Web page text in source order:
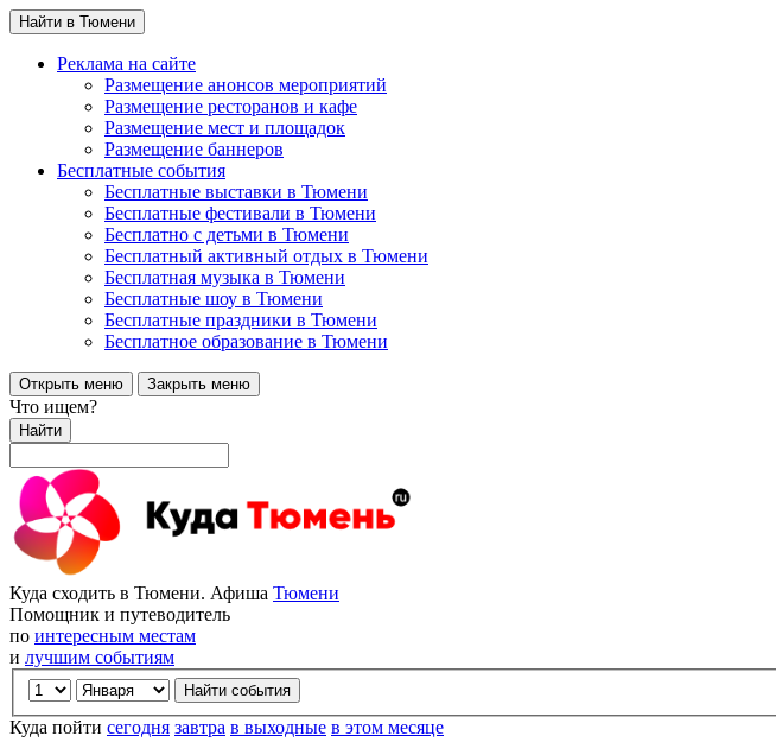
Найти в Тюмени
Реклама на сайте
Размещение анонсов мероприятий
Размещение ресторанов и кафе
Размещение мест и площадок
Размещение баннеров
Бесплатные события
Бесплатные выставки в Тюмени
Бесплатные фестивали в Тюмени
Бесплатно с детьми в Тюмени
Бесплатный активный отдых в Тюмени
Бесплатная музыка в Тюмени
Бесплатные шоу в Тюмени
Бесплатные праздники в Тюмени
Бесплатное образование в Тюмени
Открыть меню Закрыть меню
Что ищем?
Найти
Куда сходить в Тюмени. Афиша Тюмени
Помощник и путеводитель
по интересным местам
и лучшим событиям
Куда пойти сегодня завтра в выходные в этом месяце